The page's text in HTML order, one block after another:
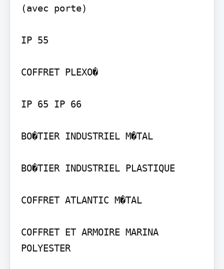
(avec porte)
IP 55
COFFRET PLEXO�
IP 65 IP 66
BO�TIER INDUSTRIEL M�TAL
BO�TIER INDUSTRIEL PLASTIQUE
COFFRET ATLANTIC M�TAL
COFFRET ET ARMOIRE MARINA
POLYESTER